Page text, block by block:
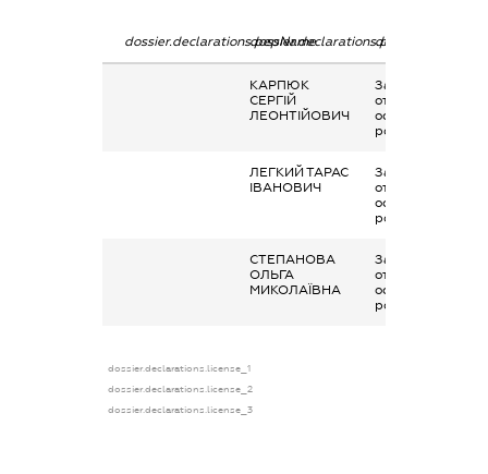
dossier.declarations.pepNamedossier.declarations.personName
КАРПЮК
СЕРГІЙ
ЛЕОНТІЙОВИЧ
Заробітна плата
отримана за
основним місцем
роботи
ЛЕГКИЙ ТАРАС
ІВАНОВИЧ
Заробітна плата
отримана за
основним місцем
роботи
СТЕПАНОВА
ОЛЬГА
МИКОЛАЇВНА
Заробітна плата
отримана за
основним місцем
роботи
dossier.declarations.license_1
dossier.declarations.license_2
dossier.declarations.license_3